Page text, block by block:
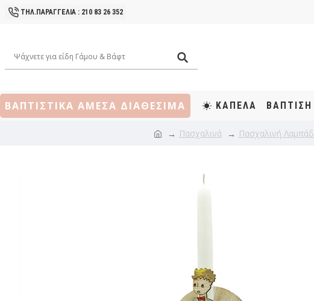
ΤΗΛ.ΠΑΡΑΓΓΕΛΙΑ : 210 83 26 352
ΒΑΠΤΙΣΤΙΚΑ ΑΜΕΣΑ ΔΙΑΘΕΣΙΜΑ ΚΑΠΕΛΑ ΒΆΠΤΙΣΗ
Πασχαλινά Πασχαλινή